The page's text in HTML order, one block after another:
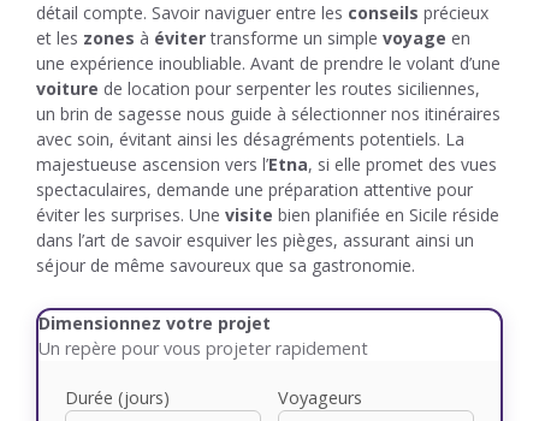
détail compte. Savoir naviguer entre les conseils précieux
et les zones à évitertransforme un simple voyage en
une expérience inoubliable. Avant de prendre le volant d’une
voiture de location pour serpenter les routes siciliennes,
un brin de sagesse nous guide à sélectionner nos itinéraires
avec soin, évitant ainsi les désagréments potentiels. La
majestueuse ascension vers l’Etna, si elle promet des vues
spectaculaires, demande une préparation attentive pour
éviter les surprises. Une visite bien planifiée en Sicile réside
dans l’art de savoir esquiver les pièges, assurant ainsi un
séjour de même savoureux que sa gastronomie.
Dimensionnez votre projet
Un repère pour vous projeter rapidement
Durée (jours) Voyageurs